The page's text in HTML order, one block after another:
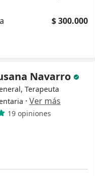
$ 300.000
Navarro
Terapeuta
· Ver más
19 opiniones